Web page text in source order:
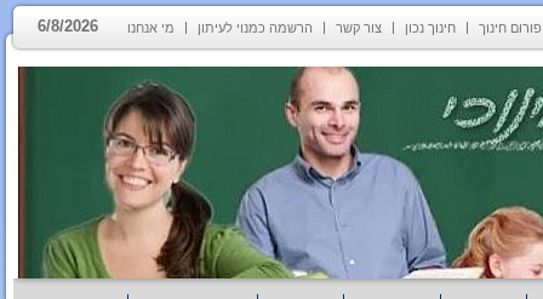
פורום חינוך חינוך נכון צור קשר הרשמה כמנוי לעיתון מי אנחנו 6/8/2026